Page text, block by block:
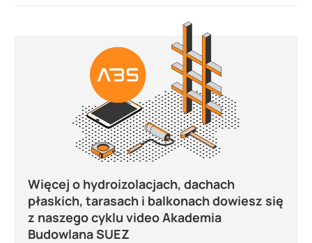
Więcej o hydroizolacjach, dachach
płaskich, tarasach i balkonach dowiesz się
z naszego cyklu video Akademia
Budowlana SUEZ